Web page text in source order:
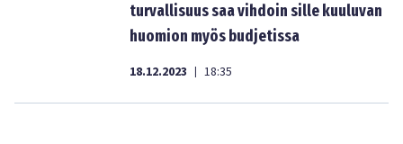
turvallisuus saa vihdoin sille kuuluvan
huomion myös budjetissa
18.12.2023 | 18:35